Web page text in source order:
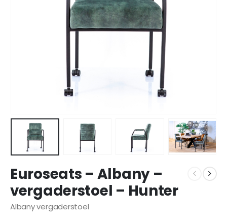
Euroseats – Albany –
vergaderstoel – Hunter
Albany vergaderstoel